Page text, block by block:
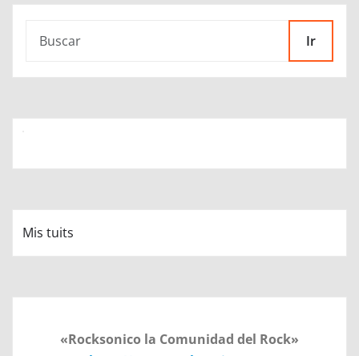
Ir
Mis tuits
«Rocksonico la Comunidad del Rock»